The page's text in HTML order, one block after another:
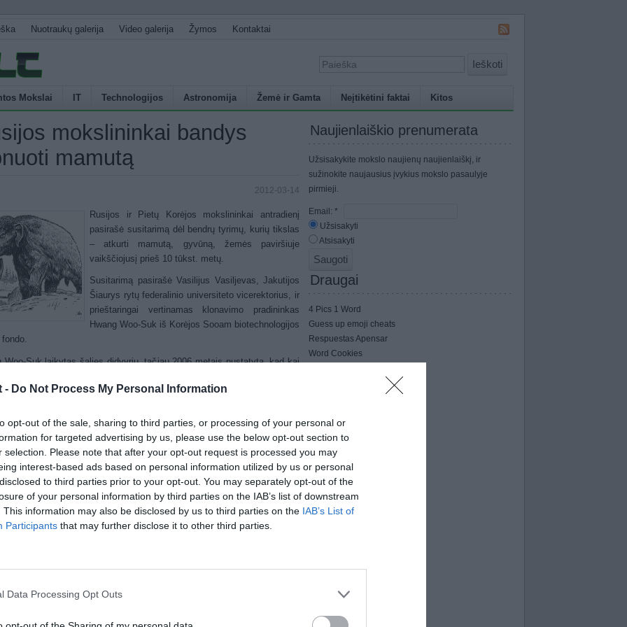
- Do Not Process My Personal Information
opt-out of the sale, sharing to third parties, or processing of your personal or
for targeted advertising by us, please use the below opt-out section to
selection. Please note that after your opt-out request is processed you may
interest-based ads based on personal information utilized by us or personal
to third parties prior to your opt-out. You may separately opt-out of the
of your personal information by third parties on the IAB’s list of downstream
This information may also be disclosed by us to third parties on the IAB’s List of
Participants that may further disclose it to other third parties.
Data Processing Opt Outs
Nuotraukų galerija Video galerija Žymos Kontaktai
Ieškoti
Mokslai IT Technologijos Astronomija Žemė ir Gamta Neįtikėtini faktai Kitos
mokslininkai bandys
mamutą
2012-03-14
Rusijos ir Pietų Korėjos mokslininkai antradienį
pasirašė susitarimą dėl bendrų tyrimų, kurių tikslas
– atkurti mamutą, gyvūną, žemės paviršiuje
vaikščiojusį prieš 10 tūkst. metų.
Susitarimą pasirašė Vasilijus Vasiljevas, Jakutijos
Šiaurys rytų federalinio universiteto vicerektorius, ir
prieštaringai vertinamas klonavimo pradininkas
Hwang Woo-Suk iš Korėjos Sooam biotechnologijos
Woo-Suk laikytas šalies didvyriu, tačiau 2006 metais nustatyta, kad kai
jo 2005 metų darbą kuriant Snuppy, pirmąjį pasaulyje klonuotą šunį,
ląstelių mokslininkų akys dabar krypsta į išnykusį mamutą. Dėl
šiltėjimo atitirpo Sibiro amžinasis įšalas, kur rasta šio gyvūno liekanų.
fondo atsotvai teigia šiais metais pradėsiantys tyrimus, jei Rusijos
atsiųs palaikus. Projekte taip pat dalyvaus Pekino genomikos
fondas žada perduoti technologiją Rusijos universitetui, kurie jau
bendrame projekte su Japonijos mokslininkais, kurio tikslas –
ir sunkiausia užduotis – atkurti mamuto ląsteles“, – naujienų agentūrai
Rusijos mokslininkais bandys rasti gerai išsilaikiusio audinio su
Naujienlaiškio prenumerata
Užsisakykite mokslo naujienų naujienlaiškį, ir
sužinokite naujausius įvykius mokslo pasaulyje
pirmieji.
Email: *
Užsisakyti
Atsisakyti
Draugai
4 Pics 1 Word
Guess up emoji cheats
Respuestas Apensar
Word Cookies
4 bilder 1 wort lösungen
Games-helper.com
Word Bubbles answers